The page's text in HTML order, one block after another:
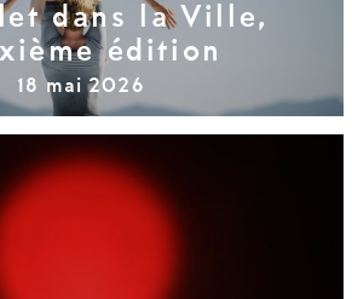
dans la Ville,
édition
18 mai 2026